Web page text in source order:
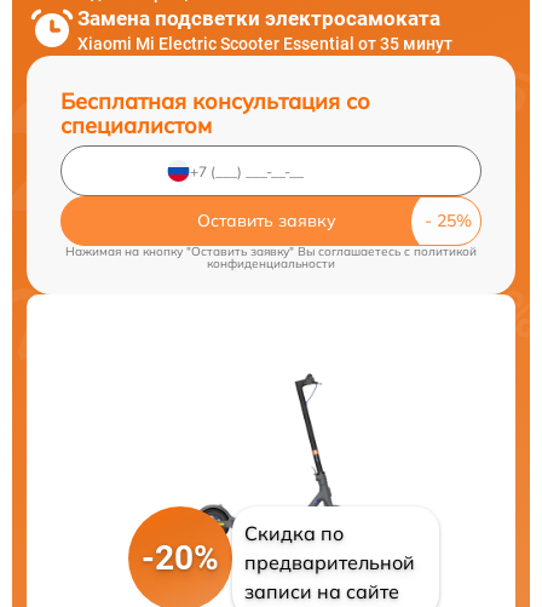
Замена подсветки электросамоката
Xiaomi Mi Electric Scooter Essential от 35 минут
Бесплатная консультация со
специалистом
Оставить заявку
Нажимая на кнопку "Оставить заявку" Вы соглашаетесь cполитикой
конфиденциальности
-20%
Скидка по
предварительной
записи на сайте